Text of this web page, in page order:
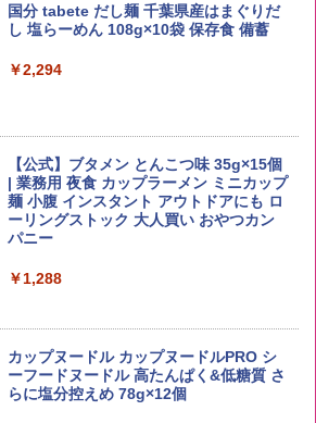
野沢農産 無洗米 青い流るる コシヒカリ
5kg 長野県産 令和7年産
￥3,325
【在庫処分価格】ももたろう印 無洗米 5
kg 業務用 お米マイスターブレンド
￥2,680
by Amazon あきたこまちブレンド 無洗
米 5kg
￥3,396
イボール 大容量
角ハイボール 350ml×24本 サントリー ウ
イスキー ハイボール 缶
トリスウイスキー 4000ml サントリー 大
容量 4リットル
国分 tabete だし麺 千葉県産はまぐりだ
し 塩らーめん 108g×10袋 保存食 備蓄
￥2,294
【公式】ブタメン とんこつ味 35g×15個
| 業務用 夜食 カップラーメン ミニカップ
麺 小腹 インスタント アウトドアにも ロ
ーリングストック 大人買い おやつカン
パニー
￥1,288
カップヌードル カップヌードルPRO シ
ーフードヌードル 高たんぱく&低糖質 さ
らに塩分控えめ 78g×12個